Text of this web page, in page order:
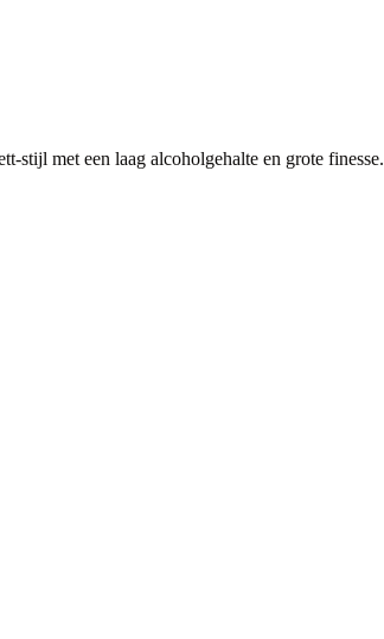
stijl met een laag alcoholgehalte en grote finesse.